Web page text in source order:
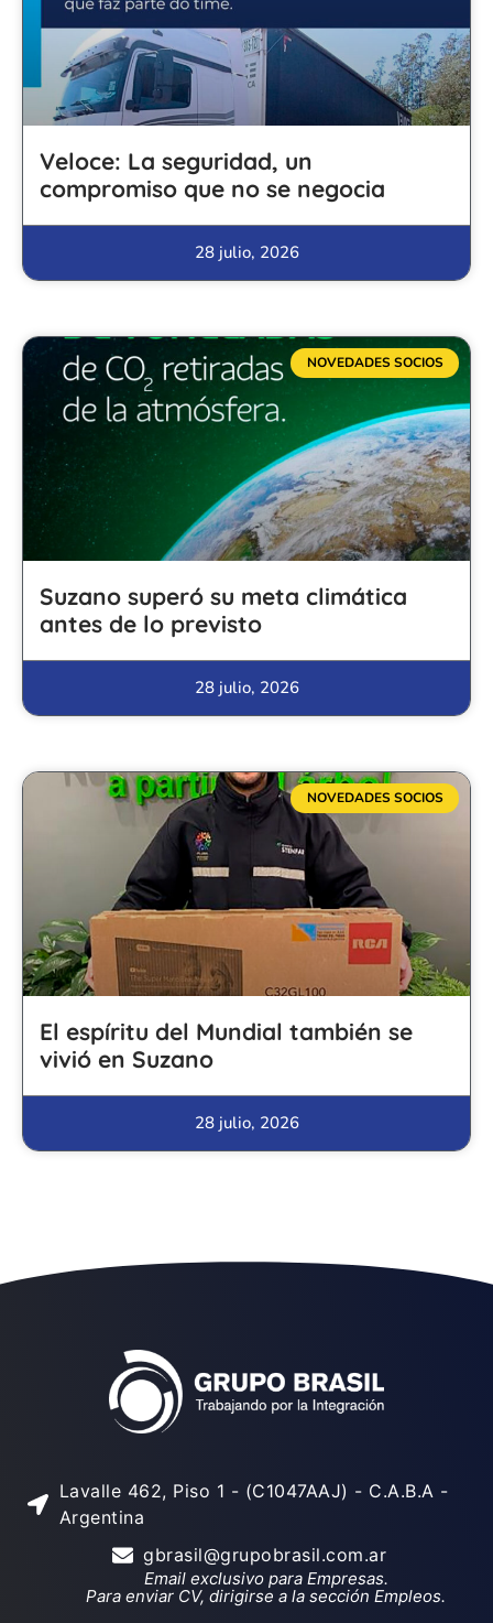
Veloce: La seguridad, un
compromiso que no se negocia
28 julio, 2026
NOVEDADES SOCIOS
Suzano superó su meta climática
antes de lo previsto
28 julio, 2026
NOVEDADES SOCIOS
El espíritu del Mundial también se
vivió en Suzano
28 julio, 2026
Lavalle 462, Piso 1 - (C1047AAJ) - C.A.B.A -
Argentina
gbrasil@grupobrasil.com.ar
Email exclusivo para Empresas.
Para enviar CV, dirigirse a la sección Empleos.